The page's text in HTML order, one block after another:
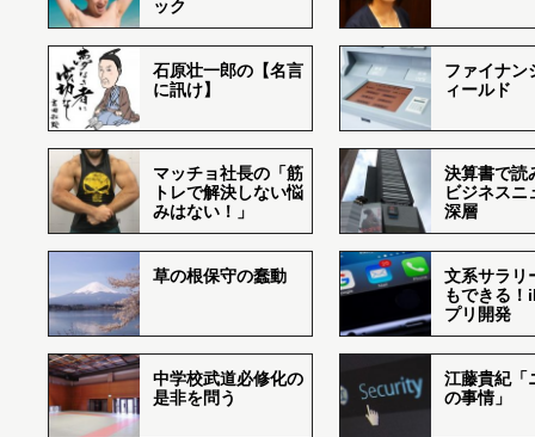
ック
石原壮一郎の【名言
に訊け】
ファイナン
ィールド
マッチョ社長の「筋
トレで解決しない悩
みはない！」
決算書で読
ビジネスニ
深層
草の根保守の蠢動
文系サラリ
もできる
プリ開発
中学校武道必修化の
是非を問う
江藤貴紀「
の事情」